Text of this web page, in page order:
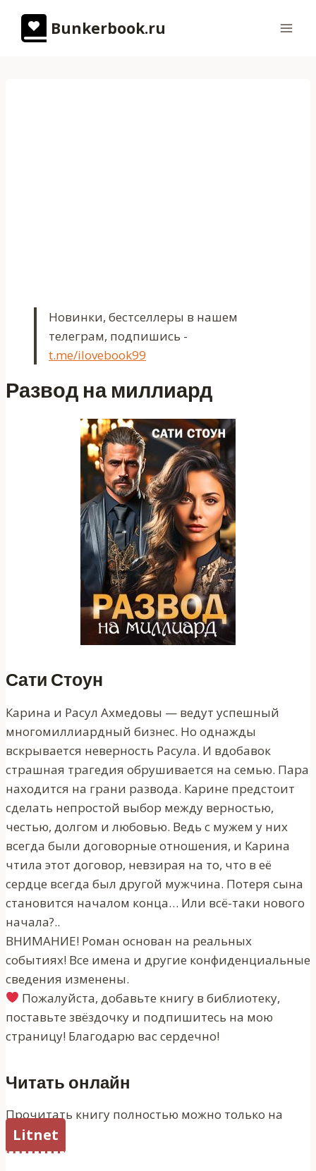
содержимому
Bunkerbook.ru
Новинки, бестселлеры в нашем
телеграм, подпишись -
t.me/ilovebook99
Развод на миллиард
Сати Стоун
Карина и Расул Ахмедовы — ведут успешный
многомиллиардный бизнес. Но однажды
вскрывается неверность Расула. И вдобавок
страшная трагедия обрушивается на семью. Пара
находится на грани развода. Карине предстоит
сделать непростой выбор между верностью,
честью, долгом и любовью. Ведь с мужем у них
всегда были договорные отношения, и Карина
чтила этот договор, невзирая на то, что в её
сердце всегда был другой мужчина. Потеря сына
становится началом конца… Или всё-таки нового
начала?..
ВНИМАНИЕ! Роман основан на реальных
событиях! Все имена и другие конфиденциальные
сведения изменены.
Пожалуйста, добавьте книгу в библиотеку,
поставьте звёздочку и подпишитесь на мою
страницу! Благодарю вас сердечно!
Читать онлайн
Прочитать книгу полностью можно только на
Litnet